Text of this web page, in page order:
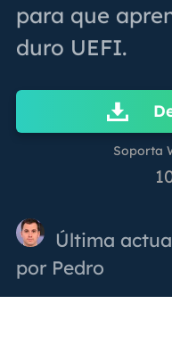
para que
duro UEFI.
Soporta
Última
por Pedro